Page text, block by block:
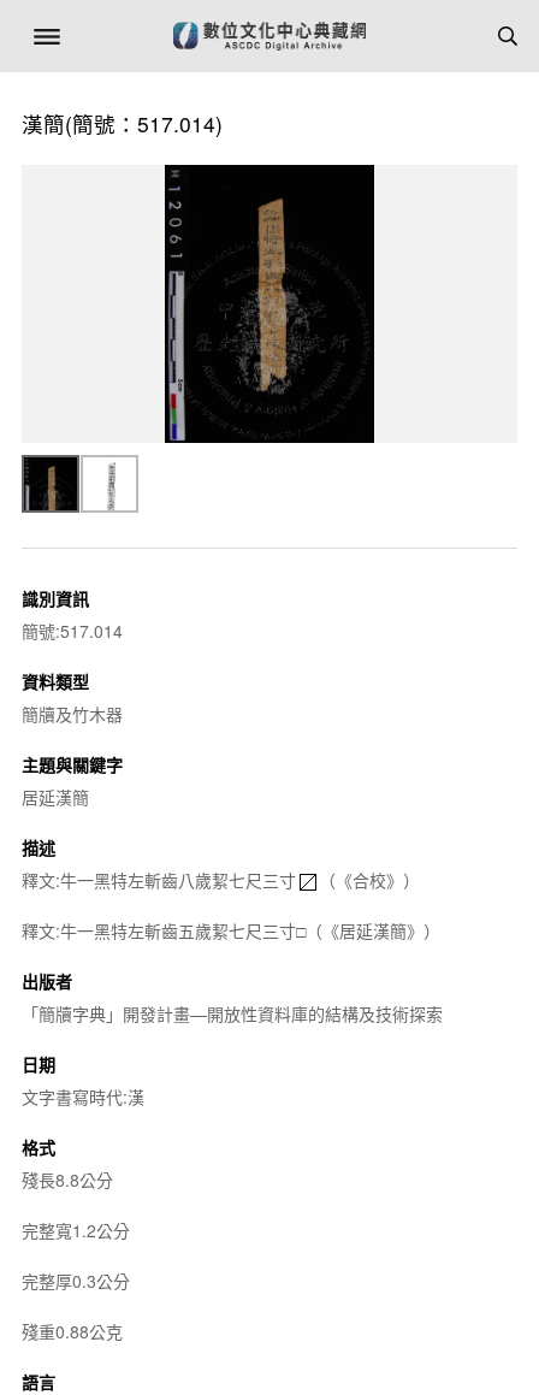
漢簡(簡號：517.014)
識別資訊
簡號:517.014
資料類型
簡牘及竹木器
主題與關鍵字
居延漢簡
描述
釋文:牛一黑特左斬齒八歲絜七尺三寸
（《合校》）
釋文:牛一黑特左斬齒五歲絜七尺三寸□（《居延漢簡》）
出版者
「簡牘字典」開發計畫—開放性資料庫的結構及技術探索
日期
文字書寫時代:漢
格式
殘長8.8公分
完整寬1.2公分
完整厚0.3公分
殘重0.88公克
語言